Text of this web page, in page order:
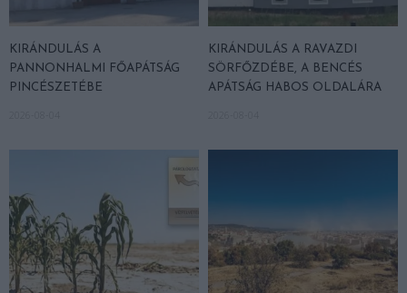
KIRÁNDULÁS A
PANNONHALMI FŐAPÁTSÁG
PINCÉSZETÉBE
KIRÁNDULÁS A RAVAZDI
SÖRFŐZDÉBE, A BENCÉS
APÁTSÁG HABOS OLDALÁRA